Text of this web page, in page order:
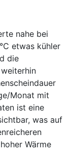
nahe bei
etwas kühler
die
Monat mit
ist eine
was auf
Wärme